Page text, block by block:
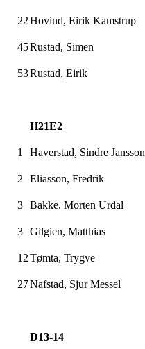
22Hovind, Eirik Kamstrup
45Rustad, Simen
53Rustad, Eirik
H21E2
1 Haverstad, Sindre Jansson
2 Eliasson, Fredrik
3 Bakke, Morten Urdal
3 Gilgien, Matthias
12Tømta, Trygve
27Nafstad, Sjur Messel
D13-14